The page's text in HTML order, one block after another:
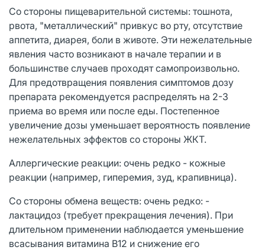
Со стороны пищеварительной системы: тошнота,
рвота, "металлический" привкус во рту, отсутствие
аппетита, диарея, боли в животе. Эти нежелательные
явления часто возникают в начале терапии и в
большинстве случаев проходят самопроизвольно.
Для предотвращения появления симптомов дозу
препарата рекомендуется распределять на 2-3
приема во время или после еды. Постепенное
увеличение дозы уменьшает вероятность появление
нежелательных эффектов со стороны ЖКТ.
Аллергические реакции: очень редко - кожные
реакции (например, гиперемия, зуд, крапивница).
Со стороны обмена веществ: очень редко: -
лактацидоз (требует прекращения лечения). При
длительном применении наблюдается уменьшение
всасывания витамина В12 и снижение его